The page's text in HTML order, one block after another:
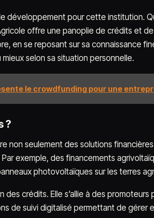
développement pour cette institution.
offre une panoplie de crédits et de
en se reposant sur sa connaissance
selon sa situation personnelle.
le crowdfunding pour une
?
non seulement des solutions
exemple, des financements
photovoltaïques sur les terres
des crédits. Elle s’allie à des
de suivi digitalisé permettant de gérer